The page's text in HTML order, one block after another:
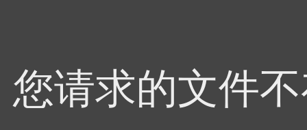
您请求的文件